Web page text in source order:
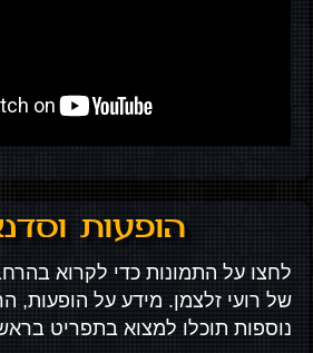
הופעות
לחצו על התמונות כדי לקרוא
של רועי זלצמן. מידע על הופעות,
נוספות תוכלו למצוא בתפריט